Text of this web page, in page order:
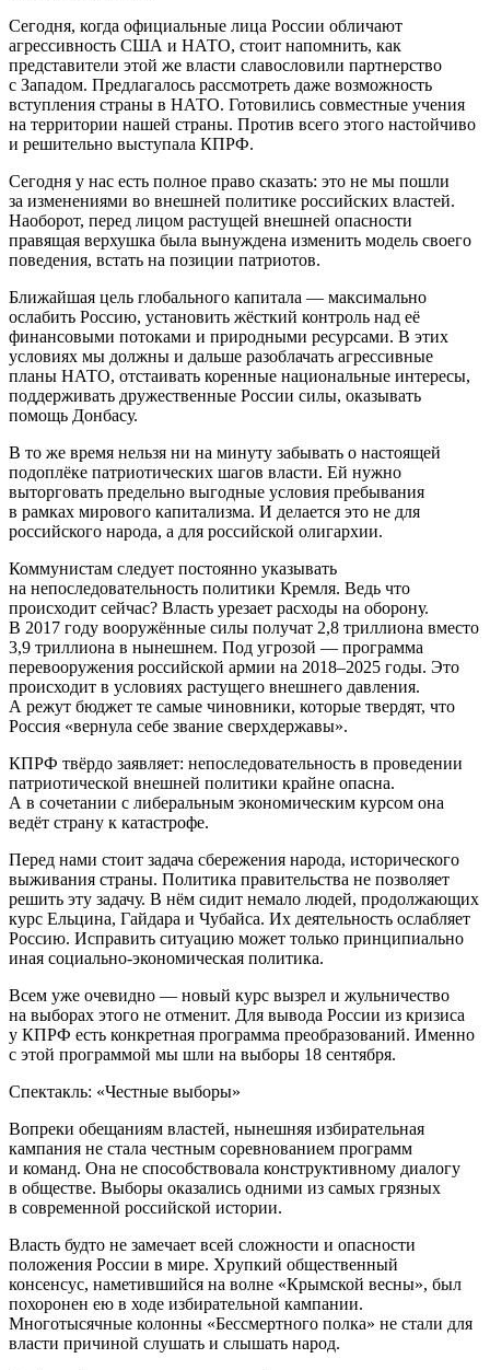
Сегодня, когда официальные лица России обличают
агрессивность США и НАТО, стоит напомнить, как
представители этой же власти славословили партнерство
с Западом. Предлагалось рассмотреть даже возможность
вступления страны в НАТО. Готовились совместные учения
на территории нашей страны. Против всего этого настойчиво
и решительно выступала КПРФ.
Сегодня у нас есть полное право сказать: это не мы пошли
за изменениями во внешней политике российских властей.
Наоборот, перед лицом растущей внешней опасности
правящая верхушка была вынуждена изменить модель своего
поведения, встать на позиции патриотов.
Ближайшая цель глобального капитала — максимально
ослабить Россию, установить жёсткий контроль над её
финансовыми потоками и природными ресурсами. В этих
условиях мы должны и дальше разоблачать агрессивные
планы НАТО, отстаивать коренные национальные интересы,
поддерживать дружественные России силы, оказывать
помощь Донбасу.
В то же время нельзя ни на минуту забывать о настоящей
подоплёке патриотических шагов власти. Ей нужно
выторговать предельно выгодные условия пребывания
в рамках мирового капитализма. И делается это не для
российского народа, а для российской олигархии.
Коммунистам следует постоянно указывать
на непоследовательность политики Кремля. Ведь что
происходит сейчас? Власть урезает расходы на оборону.
В 2017 году вооружённые силы получат 2,8 триллиона вместо
3,9 триллиона в нынешнем. Под угрозой — программа
перевооружения российской армии на 2018–2025 годы. Это
происходит в условиях растущего внешнего давления.
А режут бюджет те самые чиновники, которые твердят, что
Россия «вернула себе звание сверхдержавы».
КПРФ твёрдо заявляет: непоследовательность в проведении
патриотической внешней политики крайне опасна.
А в сочетании с либеральным экономическим курсом она
ведёт страну к катастрофе.
Перед нами стоит задача сбережения народа, исторического
выживания страны. Политика правительства не позволяет
решить эту задачу. В нём сидит немало людей, продолжающих
курс Ельцина, Гайдара и Чубайса. Их деятельность ослабляет
Россию. Исправить ситуацию может только принципиально
иная социально-экономическая политика.
Всем уже очевидно — новый курс вызрел и жульничество
на выборах этого не отменит. Для вывода России из кризиса
у КПРФ есть конкретная программа преобразований. Именно
с этой программой мы шли на выборы 18 сентября.
Спектакль: «Честные выборы»
Вопреки обещаниям властей, нынешняя избирательная
кампания не стала честным соревнованием программ
и команд. Она не способствовала конструктивному диалогу
в обществе. Выборы оказались одними из самых грязных
в современной российской истории.
Власть будто не замечает всей сложности и опасности
положения России в мире. Хрупкий общественный
консенсус, наметившийся на волне «Крымской весны», был
похоронен ею в ходе избирательной кампании.
Многотысячные колонны «Бессмертного полка» не стали для
власти причиной слушать и слышать народ.